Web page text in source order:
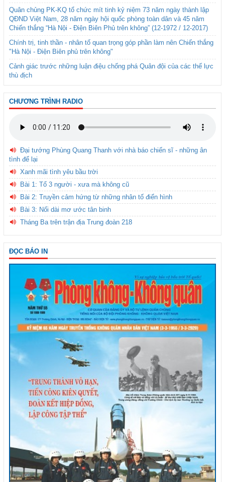
Quân chủng PK-KQ tổ chức mít tinh kỷ niệm 73 năm ngày thành lập
QĐND Việt Nam, 28 năm ngày hội quốc phòng toàn dân và 45 năm
Chiến thắng “Hà Nội - Điện Biên Phủ trên không” (12-1972 / 12-2017)
Chính trị, tinh thần - nhân tố quan trọng góp phần làm nên Chiến thắng
"Hà Nội - Điện Biên phủ trên không"
Cảnh giác trước những luận điệu chống phá Quân đội của các thế lực
thù địch
CHƯƠNG TRÌNH RADIO
Đại tướng Phùng Quang Thanh với nhà báo chiến sĩ - những ân
tình để lại
Xanh mãi tình yêu bầu trời
Bài 1: Tổ 3 người - xưa mà không cũ
Bài 2: Truyền cảm hứng từ những nhân tố điển hình
Bài 3: Nối dài mơ ước tân binh
Tháng Ba trên trận địa Trung đoàn 218
ĐỌC BÁO IN